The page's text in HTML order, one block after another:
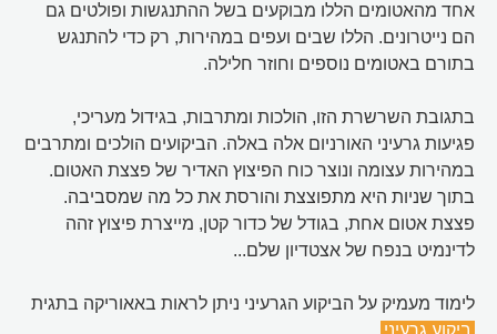
אחד מהאטומים הללו מבוקעים בשל ההתנגשות ופולטים גם
הם נייטרונים. הללו שבים ועפים במהירות, רק כדי להתנגש
בתורם באטומים נוספים וחוזר חלילה.
בתגובת השרשרת הזו, הולכות ומתרבות, בגידול מעריכי,
פגיעות גרעיני האורניום אלה באלה. הביקועים הולכים ומתרבים
במהירות עצומה ונוצר כוח הפיצוץ האדיר של פצצת האטום.
בתוך שניות היא מתפוצצת והורסת את כל מה שמסביבה.
פצצת אטום אחת, בגודל של כדור קטן, מייצרת פיצוץ זהה
לדינמיט בנפח של אצטדיון שלם...
לימוד מעמיק על הביקוע הגרעיני ניתן לראות באאוריקה בתגית
ביקוע גרעיני